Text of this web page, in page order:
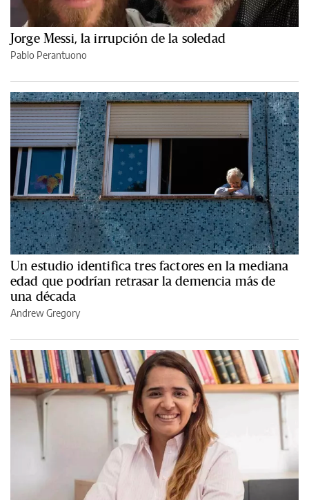
Jorge Messi, la irrupción de la soledad
Pablo Perantuono
Un estudio identifica tres factores en la mediana
edad que podrían retrasar la demencia más de
una década
Andrew Gregory